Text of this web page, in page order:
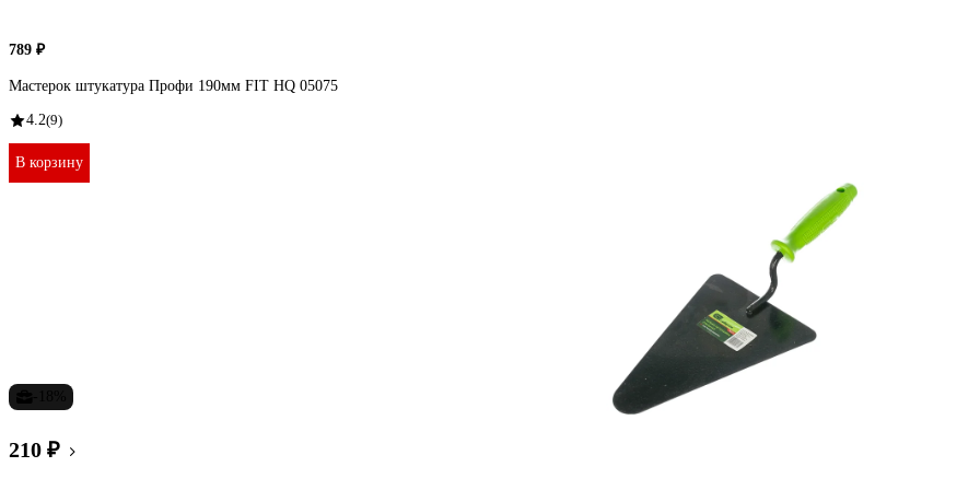
789 ₽
Мастерок штукатура Профи 190мм FIT HQ 05075
4.2(9)
В корзину
210 ₽